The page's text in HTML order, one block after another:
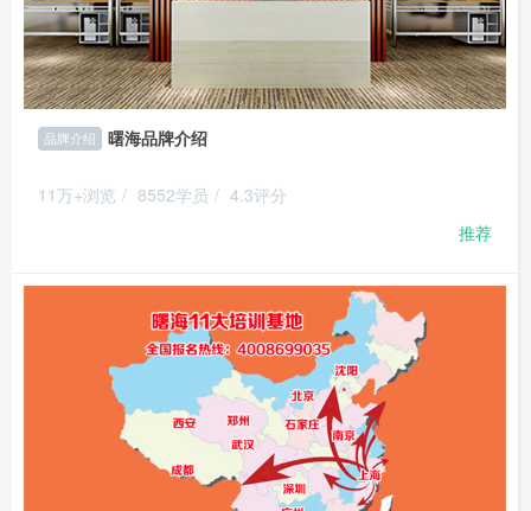
品牌介绍 曙海品牌介绍
11万+浏览 / 8552学员 / 4.3评分
推荐